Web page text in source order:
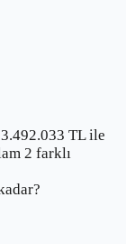
TL ile
2 farklı